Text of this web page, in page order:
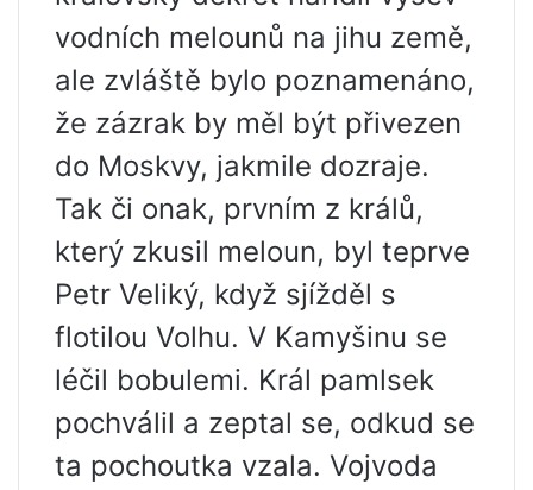
vodních melounů na jihu země,
ale zvláště bylo poznamenáno,
že zázrak by měl být přivezen
do Moskvy, jakmile dozraje.
Tak či onak, prvním z králů,
který zkusil meloun, byl teprve
Petr Veliký, když sjížděl s
flotilou Volhu. V Kamyšinu se
léčil bobulemi. Král pamlsek
pochválil a zeptal se, odkud se
ta pochoutka vzala. Vojvoda